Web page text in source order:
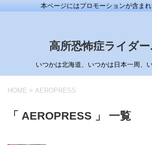
本ページにはプロモーションが含まれ
高所恐怖症ライダ
いつかは北海道、いつかは日本一周
HOME > AEROPRESS
「 AEROPRESS 」 一覧